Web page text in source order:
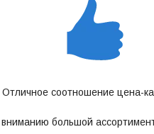
Отличное соотношение цена-
большой